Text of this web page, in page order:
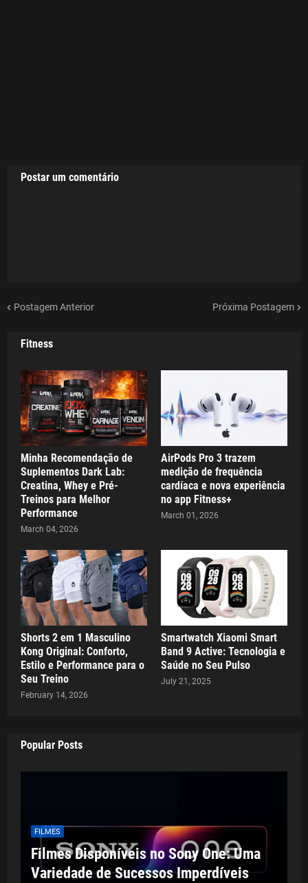
Postar um comentário
Postagem Anterior Próxima Postagem
Fitness
Minha Recomendação de
Suplementos Dark Lab:
Creatina, Whey e Pré-
Treinos para Melhor
Performance
March 04, 2026
AirPods Pro 3 trazem
medição de frequência
cardíaca e nova experiência
no app Fitness+
March 01, 2026
Shorts 2 em 1 Masculino
Kong Original: Conforto,
Estilo e Performance para o
Seu Treino
February 14, 2026
Smartwatch Xiaomi Smart
Band 9 Active: Tecnologia e
Saúde no Seu Pulso
July 21, 2025
Popular Posts
FILMES
Filmes Disponíveis no Sony One: Uma
Variedade de Sucessos Imperdíveis